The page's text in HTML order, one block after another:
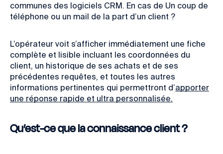
communes des logiciels CRM. En cas de Un coup de
téléphone ou un mail de la part d’un client ?
L’opérateur voit s’afficher immédiatement une fiche
complète et lisible incluant les coordonnées du
client, un historique de ses achats et de ses
précédentes requêtes, et toutes les autres
informations pertinentes qui permettront d’apporter
une réponse rapide et ultra personnalisée.
Qu’est-ce que la connaissance client ?